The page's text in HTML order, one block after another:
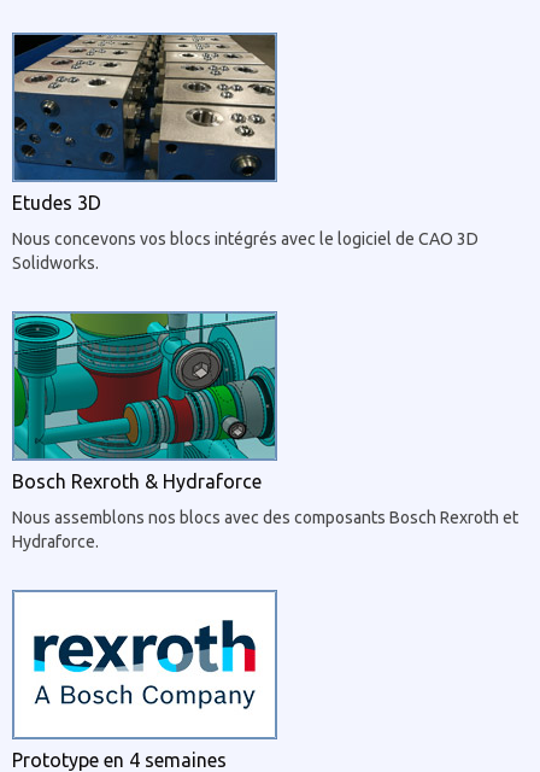
Etudes 3D
Nous concevons vos blocs intégrés avec le logiciel de CAO 3D
Solidworks.
Bosch Rexroth & Hydraforce
Nous assemblons nos blocs avec des composants Bosch Rexroth et
Hydraforce.
Prototype en 4 semaines